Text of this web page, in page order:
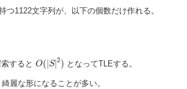
つ1122文字列が、以下の個数だけ作れる。
すると O(|S|2)
(|S |2)
となってTLEする。
麗な形になることが多い。